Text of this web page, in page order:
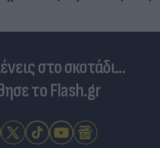
στο σκοτάδι...
το Flash.gr